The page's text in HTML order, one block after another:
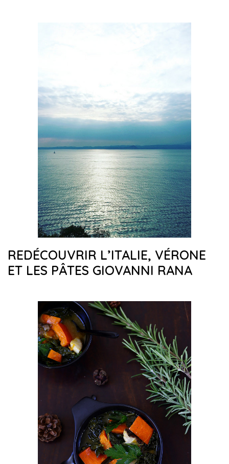
REDÉCOUVRIR L’ITALIE, VÉRONE
ET LES PÂTES GIOVANNI RANA